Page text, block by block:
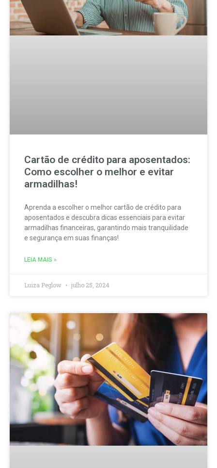
Cartão de crédito para aposentados:
Como escolher o melhor e evitar
armadilhas!
Aprenda a escolher o melhor cartão de crédito para
aposentados e descubra dicas essenciais para evitar
armadilhas financeiras, garantindo mais tranquilidade
e segurança em suas finanças!
LEIA MAIS »
Luiza Peglow julho 25, 2024